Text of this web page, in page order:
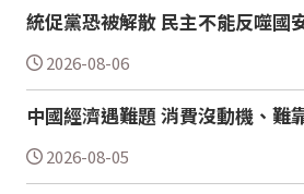
統促黨恐被解散 民主不能反噬國
2026-08-06
中國經濟遇難題 消費沒動機、難
2026-08-05